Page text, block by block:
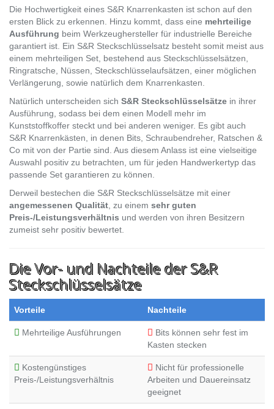
Die Hochwertigkeit eines S&R Knarrenkasten ist schon auf den
ersten Blick zu erkennen. Hinzu kommt, dass eine mehrteilige
Ausführung beim Werkzeughersteller für industrielle Bereiche
garantiert ist. Ein S&R Steckschlüsselsatz besteht somit meist aus
einem mehrteiligen Set, bestehend aus Steckschlüsselsätzen,
Ringratsche, Nüssen, Steckschlüsselaufsätzen, einer möglichen
Verlängerung, sowie natürlich dem Knarrenkasten.
Natürlich unterscheiden sich S&R Steckschlüsselsätze in ihrer
Ausführung, sodass bei dem einen Modell mehr im
Kunststoffkoffer steckt und bei anderen weniger. Es gibt auch
S&R Knarrenkästen, in denen Bits, Schraubendreher, Ratschen &
Co mit von der Partie sind. Aus diesem Anlass ist eine vielseitige
Auswahl positiv zu betrachten, um für jeden Handwerkertyp das
passende Set garantieren zu können.
Derweil bestechen die S&R Steckschlüsselsätze mit einer
angemessenen Qualität, zu einem sehr guten
Preis-/Leistungsverhältnis und werden von ihren Besitzern
zumeist sehr positiv bewertet.
Die Vor- und Nachteile der S&R
Steckschlüsselsätze
Vorteile Nachteile
Mehrteilige Ausführungen
Bits können sehr fest im
Kasten stecken
Kostengünstiges
Preis-/Leistungsverhältnis
Nicht für professionelle
Arbeiten und Dauereinsatz
geeignet